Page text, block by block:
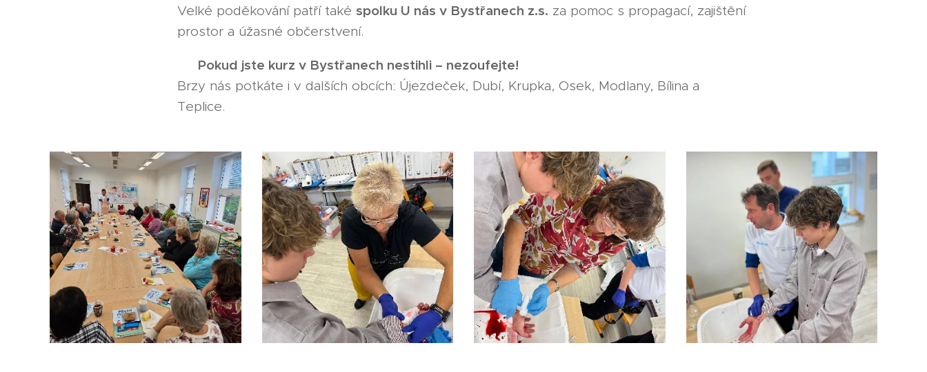
Velké poděkování patří také spolku U nás v Bystřanech z.s. za pomoc s propagací, zajištění
prostor a úžasné občerstvení.
Pokud jste kurz v Bystřanech nestihli – nezoufejte!
Brzy nás potkáte i v dalších obcích: Újezdeček, Dubí, Krupka, Osek, Modlany, Bílina a
Teplice.